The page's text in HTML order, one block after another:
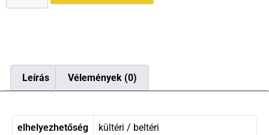
Leírás Vélemények (0)
elhelyezhetőség kültéri / beltéri